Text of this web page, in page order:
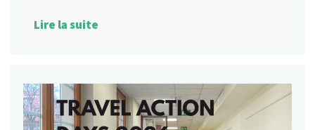
Lire la suite